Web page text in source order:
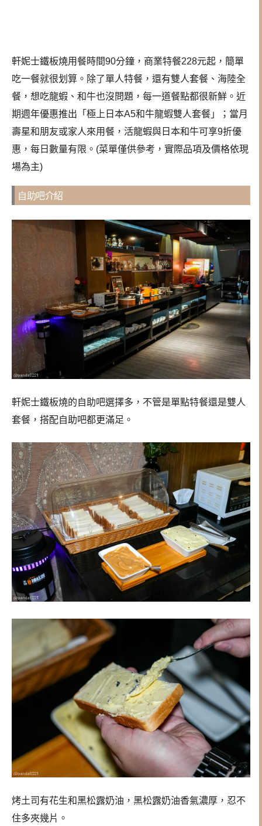
軒妮士鐵板燒用餐時間90分鐘，商業特餐228元起，簡單
吃一餐就很划算。除了單人特餐，還有雙人套餐、海陸全
餐，想吃龍蝦、和牛也沒問題，每一道餐點都很新鮮。近
期週年優惠推出「極上日本A5和牛龍蝦雙人套餐」；當月
壽星和朋友或家人來用餐，活龍蝦與日本和牛可享9折優
惠，每日數量有限。(菜單僅供參考，實際品項及價格依現
場為主)
自助吧介紹
軒妮士鐵板燒的自助吧選擇多，不管是單點特餐還是雙人
套餐，搭配自助吧都更滿足。
烤土司有花生和黑松露奶油，黑松露奶油香氣濃厚，忍不
住多夾幾片。